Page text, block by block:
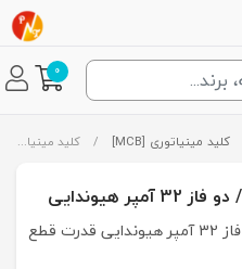
0
کلید مینیاتوری [MCB] / کلید مینیاتوری (mcb) دو پل / دو فاز 32 آمپر هیوندایی
کلید مینیاتوری (mcb) دو پل / دو فاز 32 آمپر هیوندایی قدرت قطع